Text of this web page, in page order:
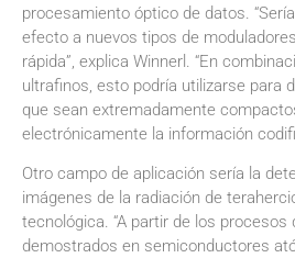
procesamiento óptico de datos.
efecto a nuevos tipos de
rápida”, explica Winnerl. “En
ultrafinos, esto podría utilizarse para
que sean extremadamente
electrónicamente la información
Otro campo de aplicación sería la
imágenes de la radiación de
tecnológica. “A partir de los procesos
demostrados en semiconductores